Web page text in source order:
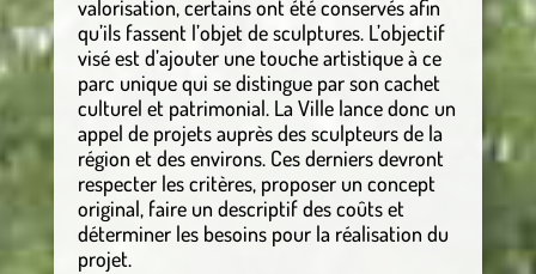
valorisation, certains ont été conservés afin
qu’ils fassent l’objet de sculptures. L’objectif
visé est d’ajouter une touche artistique à ce
parc unique qui se distingue par son cachet
culturel et patrimonial. La Ville lance donc un
appel de projets auprès des sculpteurs de la
région et des environs. Ces derniers devront
respecter les critères, proposer un concept
original, faire un descriptif des coûts et
déterminer les besoins pour la réalisation du
projet.